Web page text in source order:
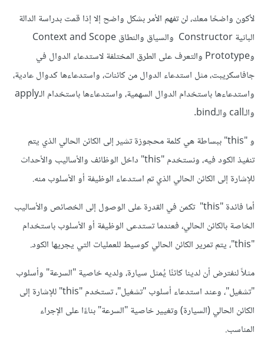
لأكون واضحًا معك، لن تفهم الأمر بشكل واضح إلا إذا قمت بدراسة الدالة
البانية Constructor والسياق والنطاق Context and Scope
وPrototype والتعرف على الطرق المختلفة لاستدعاء الدوال في
جافاسكريبت، مثل استدعاء الدوال من كائنات، واستدعاءها كدوال عادية،
واستدعاءها باستخدام الدوال السهمية، واستدعاءها باستخدام الـapply
والـcall والـbind.
و "this" ببساطة هي كلمة محجوزة تشير إلى الكائن الحالي الذي يتم
تنفيذ الكود فيه، ونستخدم "this" داخل الوظائف والأساليب والأحداث
للإشارة إلى الكائن الحالي الذي تم استدعاء الوظيفة أو الأسلوب منه.
أما فائدة "this" تكمن في القدرة على الوصول إلى الخصائص والأساليب
الخاصة بالكائن الحالي، فعندما تستدعى الوظيفة أو الأسلوب باستخدام
"this"، يتم تمرير الكائن الحالي كوسيط للعمليات التي يجريها الكود.
مثلاً لنفترض أن لدينا كائنًا يُمثل سيارة، ولديه خاصية "السرعة" وأسلوب
"تشغيل"، وعند استدعاء أسلوب "تشغيل"، تستخدم "this" للإشارة إلى
الكائن الحالي (السيارة) وتغيير خاصية "السرعة" بناءًا على الإجراء
المناسب.